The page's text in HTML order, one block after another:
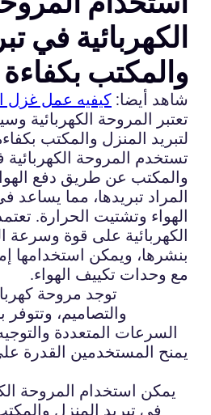
الكهربائية في
والمكتب بكفاءة
شاهد أيضا: كيفيه عمل غزل
تعتبر المروحة الكهربائية
لتبريد المنزل والمكتب
تستخدم المروحة الكهربائية
والمكتب عن طريق دفع
المراد تبريدها، مما
الهواء وتشتيت الحرارة.
الكهربائية على قوة وسرعة
بنشرها، ويمكن استخدامها
مع وحدات تكييف الهواء.
توجد مروحة
والتصاميم،
السرعات المتعددة
يمنح المستخدمين القدرة
يمكن استخدام المروحة
في تبريد المنزل